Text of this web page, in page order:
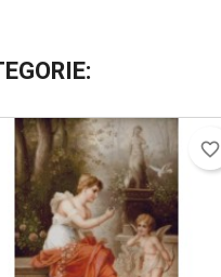
favorite_border